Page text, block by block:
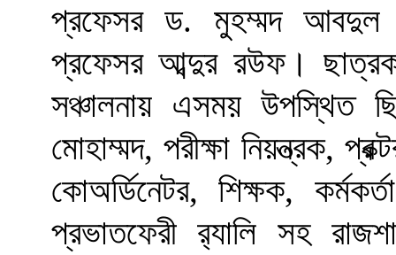
প্রফেসর ড. মুহম্মদ আবদুল
প্রফেসর আব্দুর রউফ।
সঞ্চালনায় এসময় উপস্থিত
মোহাম্মদ, পরীক্ষা নিয়ন্ত্রক,
কোঅর্ডিনেটর, শিক্ষক,
প্রভাতফেরী র‌্যালি সহ